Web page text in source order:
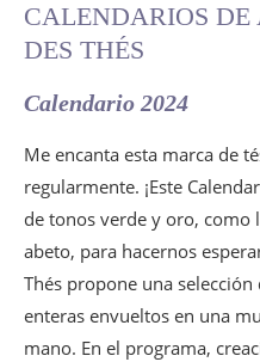
CALENDARIOS
DES THÉS
Calendario 2024
Me encanta esta marca de
regularmente. ¡Este
de tonos verde y oro, como
abeto, para hacernos
Thés propone una
enteras envueltos en una
mano. En el programa,